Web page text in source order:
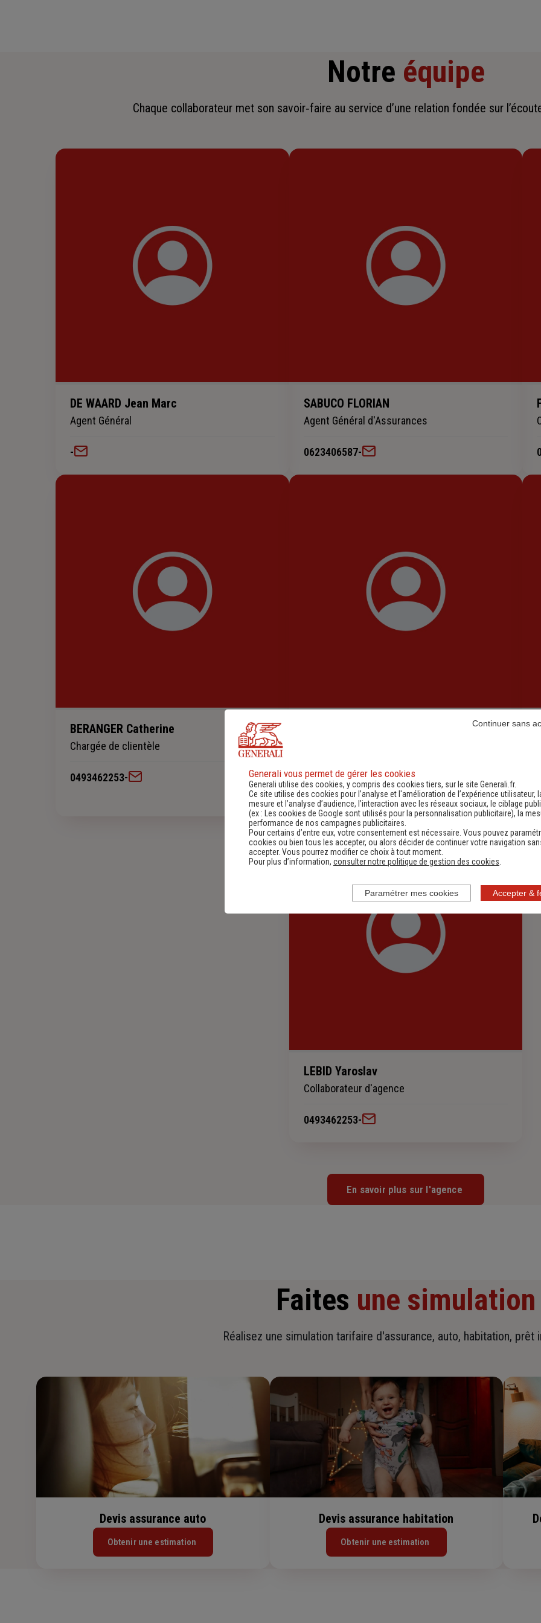
Notre équipe
Chaque collaborateur met son savoir‑faire au service d’une relation fondée sur
DE WAARD Jean Marc
Agent Général
-
SABUCO FLORIAN
Agent Général d'Assurances
0623406587-
BERANGER Catherine
Chargée de clientèle
0493462253- 0493661607-
LEBID Yaroslav
Collaborateur d'agence
0493462253-
En savoir plus sur l'agence
Faites une simulation
Réalisez une simulation tarifaire d'assurance, auto, habitation, prêt
Devis assurance auto
Obtenir une estimation
Devis assurance habitation
Obtenir une estimation
Generali vous permet de gérer les cookies
Generali utilise des cookies, y compris des cookies tiers, sur le site Generali.fr.
Ce site utilise des cookies pour l’analyse et l'amélioration de l’expérience utilisateur,
mesure et l’analyse d’audience, l’interaction avec les réseaux sociaux, le ciblage
(ex :
Les cookies de Google sont utilisés pour la personnalisation publicitaire), la
performance de nos campagnes publicitaires.
Pour certains d’entre eux, votre consentement est nécessaire. Vous pouvez
cookies ou bien tous les accepter, ou alors décider de continuer votre navigation
accepter. Vous pourrez modifier ce choix à tout moment.
Pour plus d’information, consulter notre politique de gestion des cookies
Accepter &
Continuer sans
Paramétrer mes cookies